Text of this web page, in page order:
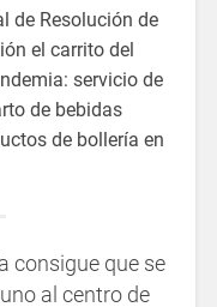
de Resolución de
el carrito del
servicio de
de bebidas
de bollería en
consigue que se
al centro de